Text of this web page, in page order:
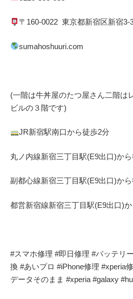
〒 160-0022 東京都新宿区新宿3-
sumahoshuuri.com
(一階は牛丼屋のたつ屋さん二階は
ビルの３階です)
JR新宿駅南口から徒歩2分
丸ノ内線新宿三丁目駅(E9出口)か
副都心線新宿三丁目駅(E9出口)か
都営新宿線新宿三丁目駅(E9出口)
#スマホ修理 #即日修理 #バッテリ
換 #あいプロ #iPhone修理 #xperia
データそのまま #xperia #galaxy